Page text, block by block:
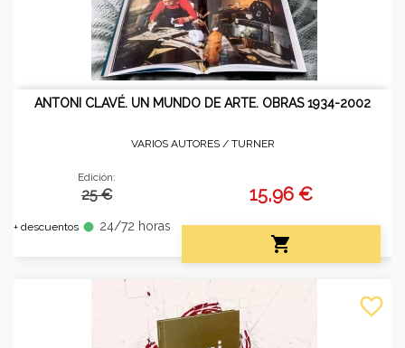
ANTONI CLAVÉ. UN MUNDO DE ARTE. OBRAS 1934-2002
VARIOS AUTORES / TURNER
Edición:
25 €
+ descuentos fiber_manual_record 24/72 horas
15,96 €

favorite_border